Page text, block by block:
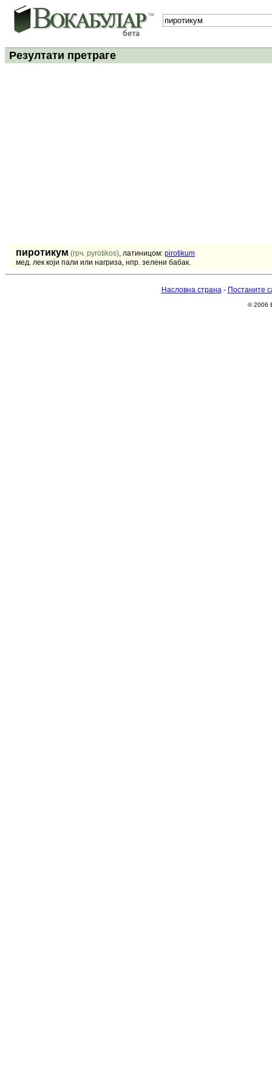
Резултати претраге
пиротикум (грч. pyrotikos), латиницом: pirotikum
мед. лек који пали или нагриза, нпр. зелени бабак.
Насловна страна- Постаните
© 2006